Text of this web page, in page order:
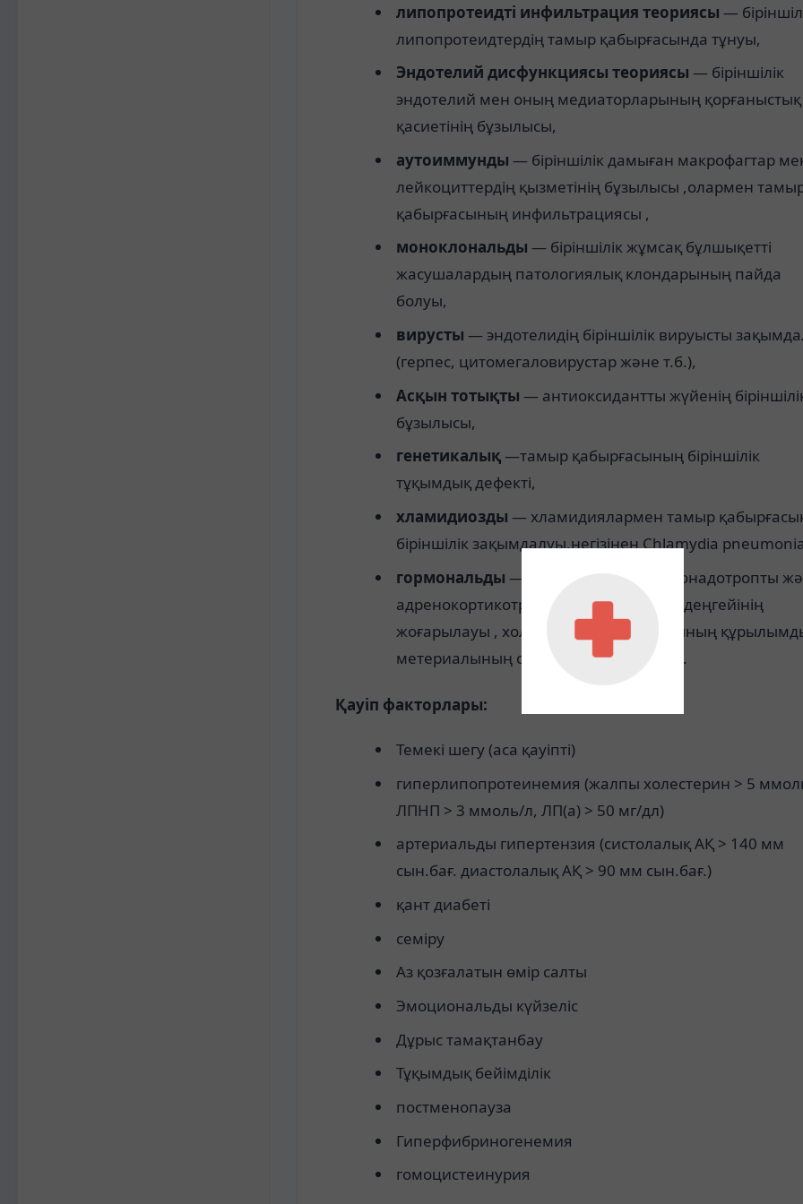
липопротеидті инфильтрация теориясы —
липопротеидтердің тамыр қабырғасында тұнуы,
Эндотелий дисфункциясы теориясы — біріншілік
эндотелий мен оның медиаторларының қорғаныстық
қасиетінің бұзылысы,
аутоиммунды — біріншілік дамыған макрофагтар
лейкоциттердің қызметінің бұзылысы ,олармен
қабырғасының инфильтрациясы ,
моноклональды — біріншілік жұмсақ бұлшықетті
жасушалардың патологиялық клондарының пайда
болуы,
вирусты — эндотелидің біріншілік вируысты
(герпес, цитомегаловирустар және т.б.),
Асқын тотықты — антиоксидантты жүйенің
бұзылысы,
генетикалық—тамыр қабырғасының біріншілік
тұқымдық дефекті,
хламидиозды — хламидиялармен тамыр
біріншілік зақымдалуы,негізінен Chlamydia
гормональды — жасқа байланысты гонадотропты
адренокортикотропты гормондардың деңгейінің
жоғарылауы , холестерин гормондарының
метериалының синтезін жоғарлатады.
Қауіп факторлары:
Темекі шегу (аса қауіпті)
гиперлипопротеинемия (жалпыхолестерин > 5
ЛПНП > 3 ммоль/л,ЛП(a) > 50 мг/дл)
артериальды гипертензия (систолалық АҚ > 140 мм
сын.бағ. диастолалық АҚ > 90 мм сын.бағ.)
қантдиабеті
семіру
Аз қозғалатын өмір салты
Эмоциональды күйзеліс
Дұрыс тамақтанбау
Тұқымдық бейімділік
постменопауза
Гиперфибриногенемия
гомоцистеинурия